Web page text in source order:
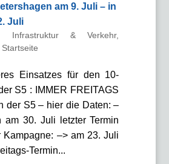
am 9. Juli – in
Juli
Infrastruktur & Verkehr,
Startseite
Einsatzes für den 10-
S5 : IMMER FREITAGS
der S5 – hier die Daten: –
am 30. Juli letzter Termin
Kampagne: –> am 23. Juli
Termin...